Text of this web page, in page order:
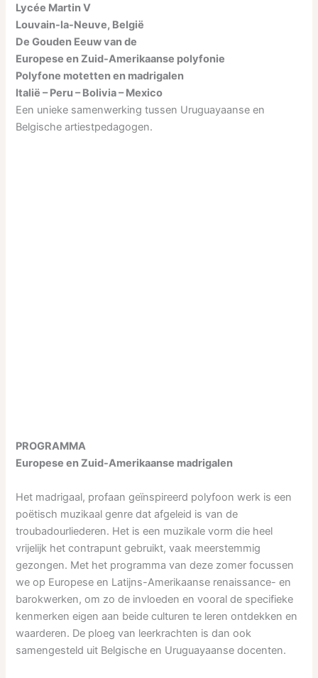
Lycée Martin V
Louvain-la-Neuve, België
De Gouden Eeuw van de
Europese en Zuid-Amerikaanse polyfonie
Polyfone motetten en madrigalen
Italië – Peru – Bolivia – Mexico
Een unieke samenwerking tussen Uruguayaanse en
Belgische artiestpedagogen.
PROGRAMMA
Europese en Zuid-Amerikaanse madrigalen
Het madrigaal, profaan geïnspireerd polyfoon werk is een
poëtisch muzikaal genre dat afgeleid is van de
troubadourliederen. Het is een muzikale vorm die heel
vrijelijk het contrapunt gebruikt, vaak meerstemmig
gezongen. Met het programma van deze zomer focussen
we op Europese en Latijns-Amerikaanse renaissance- en
barokwerken, om zo de invloeden en vooral de specifieke
kenmerken eigen aan beide culturen te leren ontdekken en
waarderen. De ploeg van leerkrachten is dan ook
samengesteld uit Belgische en Uruguayaanse docenten.